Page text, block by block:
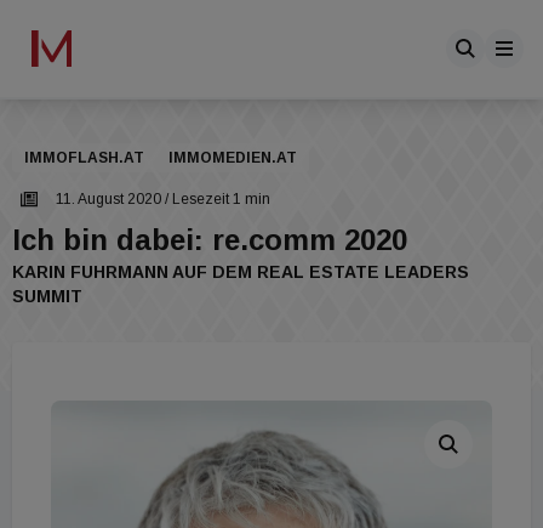
IMMOFLASH.AT IMMOMEDIEN.AT
11. August 2020 / Lesezeit 1 min
Ich bin dabei: re.comm 2020
KARIN FUHRMANN AUF DEM REAL ESTATE LEADERS
SUMMIT